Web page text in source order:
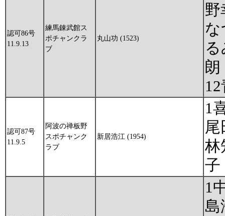
認可86号
11.9.13
練馬錬武館ス
ポチャンクラ
ブ
丸山功 (1523)
野
な
朗
認可87号
11.9.5
阿波の禅板野
スポチャンク
ラブ
新居浩江 (1954)
1
尾
林
子
1
島